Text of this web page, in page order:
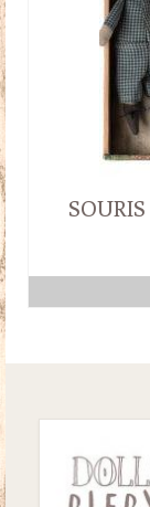
Panier